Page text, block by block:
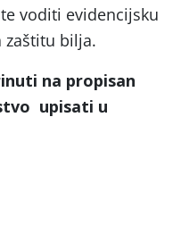
voditi evidencijsku
zaštitu bilja.
na propisan
upisati u